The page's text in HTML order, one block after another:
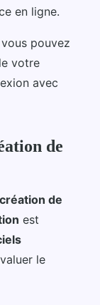
en ligne.
vous pouvez
votre
avec
de
création de
est
le